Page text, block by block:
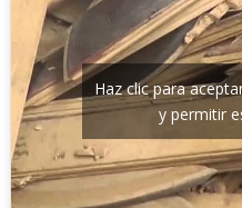
Haz clic para
y permitir